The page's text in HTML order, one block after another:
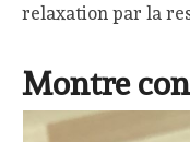
relaxation par la
Montre